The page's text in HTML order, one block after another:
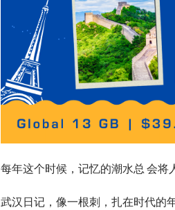
每年这个时候，记忆的潮水总 会将
武汉日记，像一根刺，扎在时代的